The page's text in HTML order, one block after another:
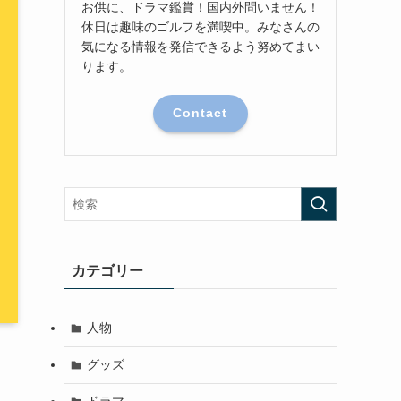
お供に、ドラマ鑑賞！国内外問いません！
休日は趣味のゴルフを満喫中。みなさんの
気になる情報を発信できるよう努めてまい
ります。
Contact
カテゴリー
人物
グッズ